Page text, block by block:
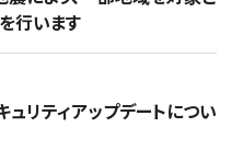
行います
リティアップデートについ